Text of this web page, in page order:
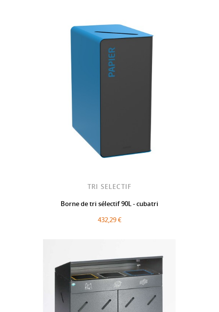
TRI SELECTIF
Borne de tri sélectif 90L - cubatri
432,29 €